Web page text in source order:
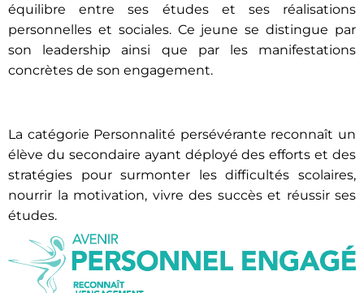
équilibre entre ses études et ses réalisations
personnelles et sociales. Ce jeune se distingue par
son leadership ainsi que par les manifestations
concrètes de son engagement.
La catégorie Personnalité persévérante reconnaît un
élève du secondaire ayant déployé des efforts et des
stratégies pour surmonter les difficultés scolaires,
nourrir la motivation, vivre des succès et réussir ses
études.